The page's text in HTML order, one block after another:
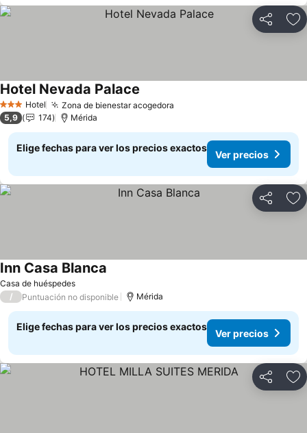
Compartir
3 Estrellas
Hotel Zona de bienestar acogedora
Hotel Nevada Palace
5,9 174 Mérida
Elige fechas para ver los precios exactos
Ver precios
Compartir
Casa de huéspedes
Inn Casa Blanca
/ Puntuación no disponible Mérida
Elige fechas para ver los precios exactos
Ver precios
Compartir